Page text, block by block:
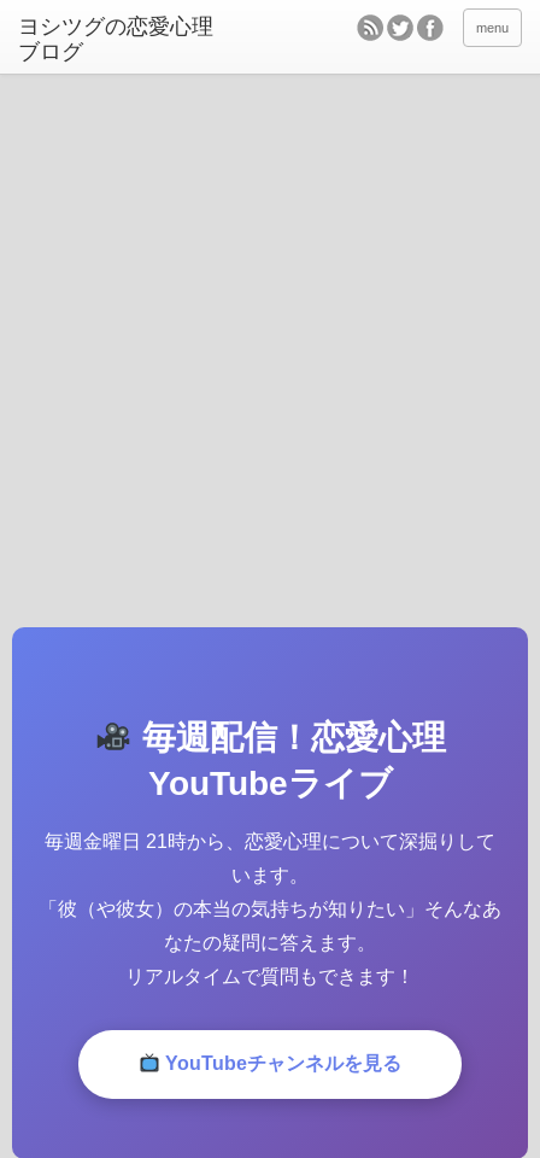
ヨシツグの恋愛心理
ブログ
menu
毎週配信！恋愛心理
YouTubeライブ
毎週金曜日 21時から、恋愛心理について深掘りして
います。
「彼（や彼女）の本当の気持ちが知りたい」そんなあ
なたの疑問に答えます。
リアルタイムで質問もできます！
YouTubeチャンネルを見る